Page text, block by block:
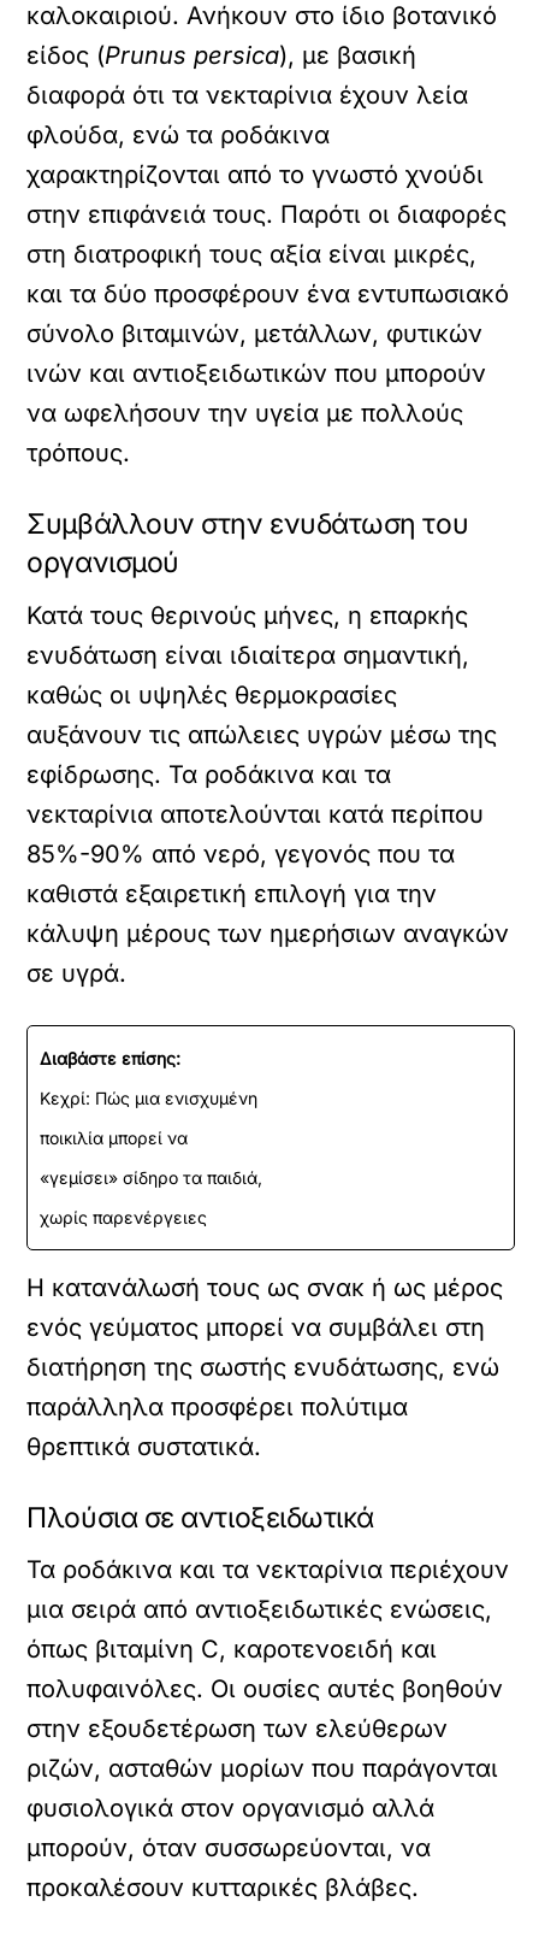
καλοκαιριού. Ανήκουν στο ίδιο βοτανικό
είδος (Prunus persica), με βασική
διαφορά ότι τα νεκταρίνια έχουν λεία
φλούδα, ενώ τα ροδάκινα
χαρακτηρίζονται από το γνωστό χνούδι
στην επιφάνειά τους. Παρότι οι διαφορές
στη διατροφική τους αξία είναι μικρές,
και τα δύο προσφέρουν ένα εντυπωσιακό
σύνολο βιταμινών, μετάλλων, φυτικών
ινών και αντιοξειδωτικών που μπορούν
να ωφελήσουν την υγεία με πολλούς
τρόπους.
Συμβάλλουν στην ενυδάτωση του
οργανισμού
Κατά τους θερινούς μήνες, η επαρκής
ενυδάτωση είναι ιδιαίτερα σημαντική,
καθώς οι υψηλές θερμοκρασίες
αυξάνουν τις απώλειες υγρών μέσω της
εφίδρωσης. Τα ροδάκινα και τα
νεκταρίνια αποτελούνται κατά περίπου
85%-90% από νερό, γεγονός που τα
καθιστά εξαιρετική επιλογή για την
κάλυψη μέρους των ημερήσιων αναγκών
σε υγρά.
Διαβάστε επίσης:
Κεχρί: Πώς μια ενισχυμένη
ποικιλία μπορεί να
«γεμίσει» σίδηρο τα παιδιά,
χωρίς παρενέργειες
Η κατανάλωσή τους ως σνακ ή ως μέρος
ενός γεύματος μπορεί να συμβάλει στη
διατήρηση της σωστής ενυδάτωσης, ενώ
παράλληλα προσφέρει πολύτιμα
θρεπτικά συστατικά.
Πλούσια σε αντιοξειδωτικά
Τα ροδάκινα και τα νεκταρίνια περιέχουν
μια σειρά από αντιοξειδωτικές ενώσεις,
όπως βιταμίνη C, καροτενοειδή και
πολυφαινόλες. Οι ουσίες αυτές βοηθούν
στην εξουδετέρωση των ελεύθερων
ριζών, ασταθών μορίων που παράγονται
φυσιολογικά στον οργανισμό αλλά
μπορούν, όταν συσσωρεύονται, να
προκαλέσουν κυτταρικές βλάβες.